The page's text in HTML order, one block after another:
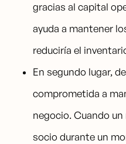
gracias al capital
ayuda a mantener
reduciría el
En segundo lugar,
comprometida a
negocio. Cuando
socio durante un